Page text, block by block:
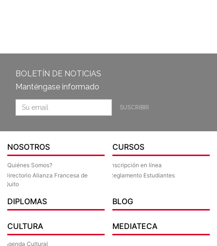
BOLETÍN DE NOTICIAS
Manténgase informado
SUSCRIBIR
NOSOTROS
¿Quiénes Somos?
Directorio Alianza Francesa de
Quito
CURSOS
Inscripción en línea
Reglamento Estudiantes
DIPLOMAS BLOG
CULTURA
Agenda Cultural
MEDIATECA